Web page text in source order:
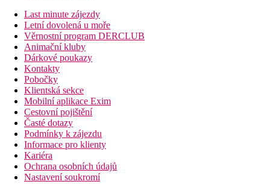
minibar
Dvoulůžkový pokoj Classic Superior:
prostornější, 28 m2
možnost 1 přistýlky
Rodinný pokoj Superior:
53 m2
2 koupelny
2 ložnice
soukromá zahrada nebo balkon
Rodinný pokoj Superior Plus.
57 m2
3 ložnice
2 koupelny
soukromá zahrada nebo balkon
Všechny pokoje jsou v hotelu nekuřácké.
Last minute zájezdy
Letní dovolená u moře
Věrnostní program DERCLUB
Animační kluby
Dárkové poukazy
Kontakty
Pobočky
Klientská sekce
Mobilní aplikace Exim
Cestovní pojištění
Časté dotazy
Podmínky k zájezdu
Informace pro klienty
Kariéra
Ochrana osobních údajů
Nastavení soukromí